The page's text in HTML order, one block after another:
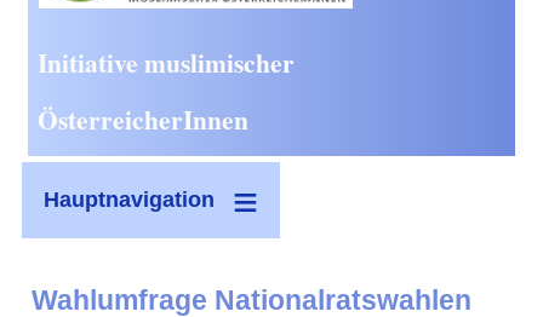
Initiative muslimischer
ÖsterreicherInnen
Hauptnavigation
Wahlumfrage Nationalratswahlen